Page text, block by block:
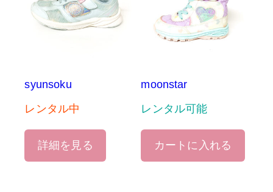
syunsoku
レンタル中
詳細を見る
moonstar
レンタル可能
カートに入れる